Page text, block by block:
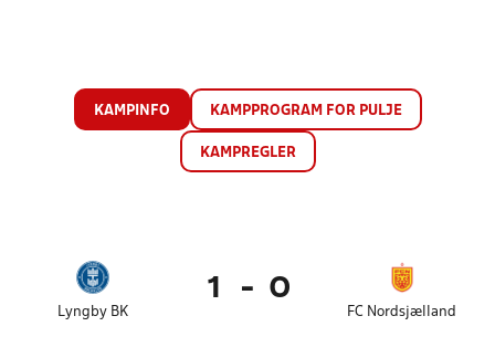
KAMPINFO KAMPPROGRAM FOR PULJE
KAMPREGLER
Lyngby BK
1 - 0
FC Nordsjælland